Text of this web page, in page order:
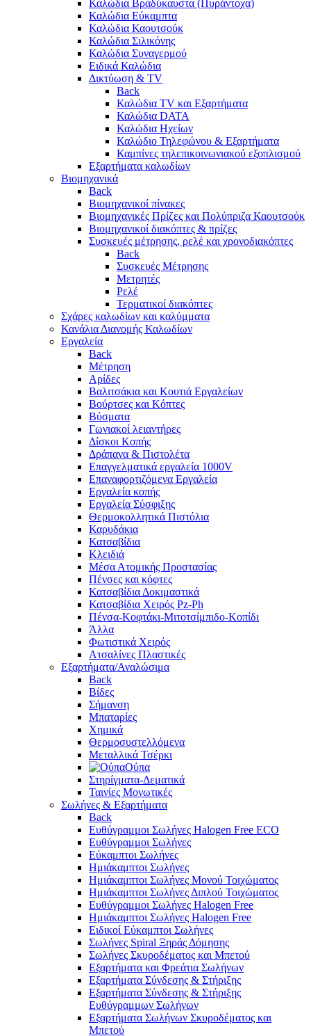
Καλώδια Βραδύκαυστα (Πυράντοχα)
Καλώδια Εύκαμπτα
Καλώδια Καουτσούκ
Καλώδια Σιλικόνης
Καλώδια Συναγερμού
Ειδικά Καλώδια
Δικτύωση & TV
Back
Καλώδια TV και Εξαρτήματα
Καλώδια DATA
Καλώδια Ηχείων
Καλώδιο Τηλεφώνου & Εξαρτήματα
Καμπίνες τηλεπικοινωνιακού εξοπλισμού
Eξαρτήματα καλωδίων
Βιομηχανικά
Back
Βιομηχανικοί πίνακες
Βιομηχανικές Πρίζες και Πολύπριζα Καουτσούκ
Βιομηχανικοί διακόπτες & πρίζες
Συσκευές μέτρησης, ρελέ και χρονοδιακόπτες
Back
Συσκευές Μέτρησης
Μετρητές
Ρελέ
Τερματικοί διακόπτες
Σχάρες καλωδίων και καλύμματα
Κανάλια Διανομής Καλωδίων
Εργαλεία
Back
Μέτρηση
Αρίδες
Βαλιτσάκια και Κουτιά Εργαλείων
Βούρτσες και Κόπτες
Βύσματα
Γωνιακοί λειαντήρες
Δίσκοι Κοπής
Δράπανα & Πιστολέτα
Επαγγελματικά εργαλεία 1000V
Επαναφορτιζόμενα Εργαλεία
Εργαλεία κοπής
Εργαλεία Σύσφιξης
Θερμοκολλητικά Πιστόλια
Καρυδάκια
Κατσαβίδια
Κλειδιά
Μέσα Ατομικής Προστασίας
Πένσες και κόφτες
Κατσαβίδια Δοκιμαστικά
Κατσαβίδια Χειρός Pz-Ph
Πένσα-Κοφτάκι-Μιτοτσίμπιδο-Κοπίδι
Άλλα
Φωτιστικά Χειρός
Ατσαλίνες Πλαστικές
Εξαρτήματα/Αναλώσιμα
Back
Βίδες
Σήμανση
Μπαταρίες
Χημικά
Θερμοσυστελλόμενα
Μεταλλικά Τσέρκι
Ούπα
Στηρίγματα-Δεματικά
Ταινίες Μονωτικές
Σωλήνες & Εξαρτήματα
Back
Ευθύγραμμοι Σωλήνες Halogen Free ECO
Ευθύγραμμοι Σωλήνες
Εύκαμπτοι Σωλήνες
Ημιάκαμπτοι Σωλήνες
Ημιάκαμπτοι Σωλήνες Μονού Τοιχώματος
Ημιάκαμπτοι Σωλήνες Διπλού Τοιχώματος
Ευθύγραμμοι Σωλήνες Halogen Free
Ημιάκαμπτοι Σωλήνες Halogen Free
Ειδικοί Εύκαμπτοι Σωλήνες
Σωλήνες Spiral Ξηράς Δόμησης
Σωλήνες Σκυροδέματος και Μπετού
Εξαρτήματα και Φρεάτια Σωλήνων
Εξαρτήματα Σύνδεσης & Στήριξης
Εξαρτήματα Σύνδεσης & Στήριξης
Ευθύγραμμων Σωλήνων
Εξαρτήματα Σωλήνων Σκυροδέματος και
Μπετού